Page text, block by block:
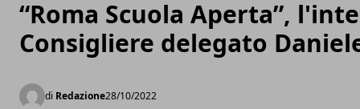
“Roma Scuola Aperta”,
Consigliere delegato
di Redazione28/10/2022